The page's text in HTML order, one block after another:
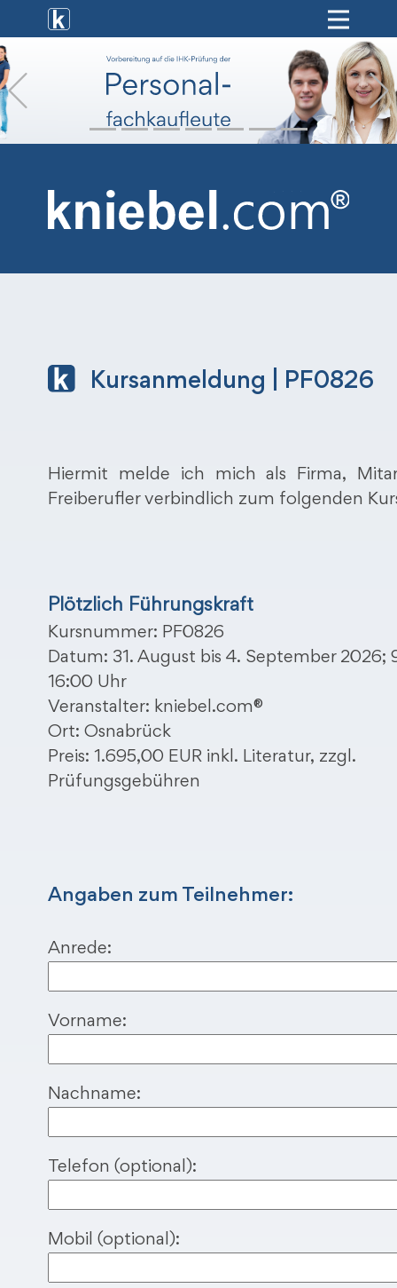
[ weiterbildung ]
[ onlinekurse ]
[ hr-service ]
[ shop ]
Kursanmeldung | PF0826
Hiermit melde ich mich als Firma,
Freiberufler verbindlich zum folgenden
Plötzlich Führungskraft
Kursnummer: PF0826
Datum: 31. August bis 4. September 2026;
16:00 Uhr
Veranstalter: kniebel.com®
Ort: Osnabrück
Preis: 1.695,00 EUR inkl. Literatur, zzgl.
Prüfungsgebühren
Angaben zum Teilnehmer:
Anrede:
Vorname:
Nachname:
Telefon (optional):
Mobil (optional):